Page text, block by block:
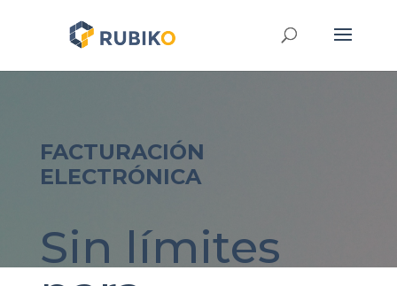
FACTURACIÓN
ELECTRÓNICA
Sin límites